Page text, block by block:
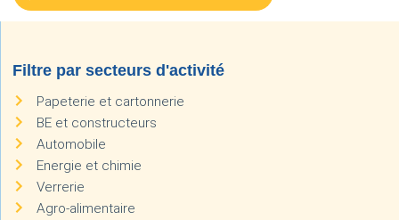
Filtre par secteurs d'activité
Papeterie et cartonnerie
BE et constructeurs
Automobile
Energie et chimie
Verrerie
Agro-alimentaire